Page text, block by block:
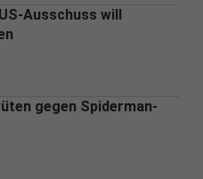
Ausschuss will
gegen Spiderman-